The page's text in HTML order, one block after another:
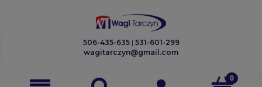
506-435-635 | 531-601-299
wagitarczyn@gmail.com